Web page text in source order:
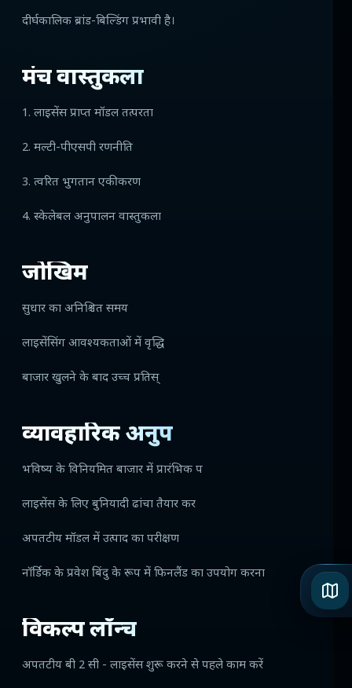
दीर्घकालिक ब्रांड-बिल्डिंग प्रभावी है।
मंच वास्तुकला
1. लाइसेंस प्राप्त मॉडल तत्परता
2. मल्टी-पीएसपी रणनीति
3. त्वरित भुगतान एकीकरण
4. स्केलेबल अनुपालन वास्तुकला
जोखिम
सुधार का अनिश्चित समय
लाइसेंसिंग आवश्यकताओं में वृद्धि
बाजार खुलने के बाद उच्च प्रतिस्
व्यावहारिक अनुप
भविष्य के विनियमित बाजार में प्रारंभिक प
लाइसेंस के लिए बुनियादी ढांचा तैयार कर
अपतटीय मॉडल में उत्पाद का परीक्षण
नॉर्डिक के प्रवेश बिंदु के रूप में फिनलैंड का उपयोग करना
विकल्प लॉन्च
अपतटीय बी 2 सी - लाइसेंस शुरू करने से पहले काम करें